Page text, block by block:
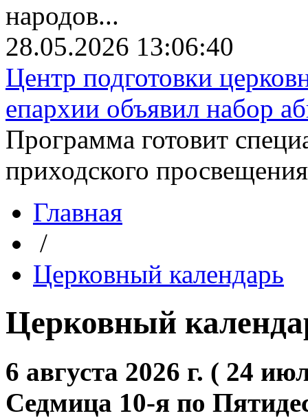
народов...
28.05.2026 13:06:40
Центр подготовки
епархии объявил набор
Программа готовит
приходского
Главная
/
Церковный календарь
Церковный
6 августа 2026 г. ( 24
Седмица 10-я по